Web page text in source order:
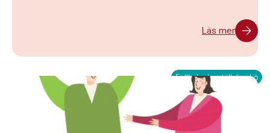
Läs mer
Fullbokad – ställ dig i kö